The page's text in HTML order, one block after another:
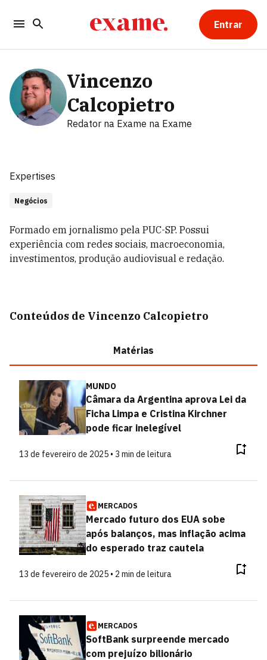
Entrar
Vincenzo
Calcopietro
Redator na Exame na Exame
Expertises
Negócios
Formado em jornalismo pela PUC-SP. Possui
experiência com redes sociais, macroeconomia,
investimentos, produção audiovisual e redação.
Conteúdos de Vincenzo Calcopietro
Matérias
MUNDO
Câmara da Argentina aprova Lei da
Ficha Limpa e Cristina Kirchner
pode ficar inelegível
13 de fevereiro de 2025 • 3 min de leitura
MERCADOS
Mercado futuro dos EUA sobe
após balanços, mas inflação acima
do esperado traz cautela
13 de fevereiro de 2025 • 2 min de leitura
MERCADOS
SoftBank surpreende mercado
com prejuízo bilionário